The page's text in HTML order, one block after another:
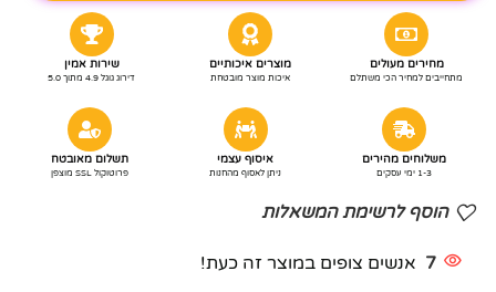
מחירים מעולים
מתחייבים למחיר הכי משתלם
מוצרים איכותיים
איכות מוצר מובטחת
שירות אמין
דירוג גוגל 4.9 מתוך 5.0
משלוחים מהירים
1-3 ימי עסקים
איסוף עצמי
ניתן לאסוף מהחנות
תשלום מאובטח
פרוטוקול SSL מוצפן
הוסף לרשימת המשאלות
7 אנשים צופים במוצר זה כעת!